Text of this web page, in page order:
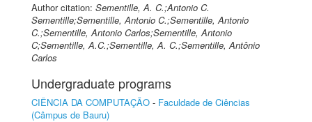
Author citation: Sementille, A. C.;Antonio C.
Sementille;Sementille, Antonio C.;Sementille, Antonio
C.;Sementille, Antonio Carlos;Sementille, Antonio
C;Sementille, A.C.;Sementille, A. C.;Sementille, Antônio
Carlos
Undergraduate programs
CIÊNCIA DA COMPUTAÇÃO - Faculdade de Ciências
(Câmpus de Bauru)